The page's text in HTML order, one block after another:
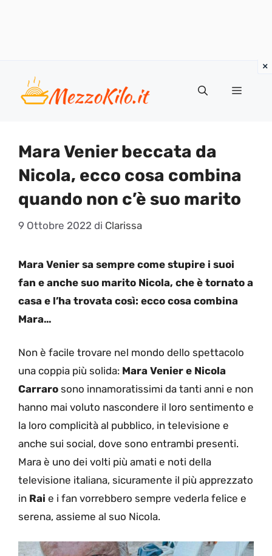
contenuto
Menu
Mara Venier beccata da
Nicola, ecco cosa combina
quando non c’è suo marito
9 Ottobre 2022 di Clarissa
Mara Venier sa sempre come stupire i suoi
fan e anche suo marito Nicola, che è tornato a
casa e l’ha trovata così: ecco cosa combina
Mara…
Non è facile trovare nel mondo dello spettacolo
una coppia più solida: Mara Venier e Nicola
Carraro sono innamoratissimi da tanti anni e non
hanno mai voluto nascondere il loro sentimento e
la loro complicità al pubblico, in televisione e
anche sui social, dove sono entrambi presenti.
Mara è uno dei volti più amati e noti della
televisione italiana, sicuramente il più apprezzato
in Rai e i fan vorrebbero sempre vederla felice e
serena, assieme al suo Nicola.